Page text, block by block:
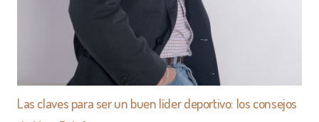
Las claves para ser un buen líder deportivo: los consejos